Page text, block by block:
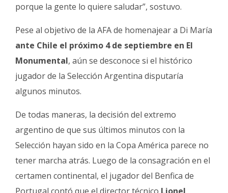
porque la gente lo quiere saludar”, sostuvo.
Pese al objetivo de la AFA de homenajear a Di María
ante Chile el próximo 4 de septiembre en El
Monumental, aún se desconoce si el histórico
jugador de la Selección Argentina disputaría
algunos minutos.
De todas maneras, la decisión del extremo
argentino de que sus últimos minutos con la
Selección hayan sido en la Copa América parece no
tener marcha atrás. Luego de la consagración en el
certamen continental, el jugador del Benfica de